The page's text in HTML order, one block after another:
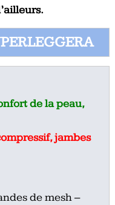
de la peau,
jambes
de mesh –